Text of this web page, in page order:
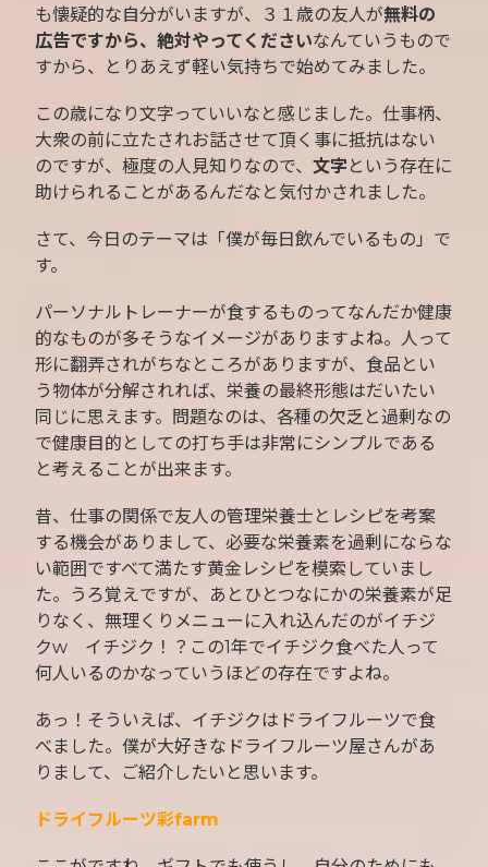
も懐疑的な自分がいますが、３１歳の友人が無料の
広告ですから、絶対やってくださいなんていうもので
すから、とりあえず軽い気持ちで始めてみました。
この歳になり文字っていいなと感じました。仕事柄、
大衆の前に立たされお話させて頂く事に抵抗はない
のですが、極度の人見知りなので、文字 という存在に
助けられることがあるんだなと気付かされました。
さて、今日のテーマは「僕が毎日飲んでいるもの」で
す。
パーソナルトレーナーが食するものってなんだか健康
的なものが多そうなイメージがありますよね。人って
形に翻弄されがちなところがありますが、食品とい
う物体が分解されれば、栄養の最終形態はだいたい
同じに思えます。問題なのは、各種の欠乏と過剰なの
で健康目的としての打ち手は非常にシンプルである
と考えることが出来ます。
昔、仕事の関係で友人の管理栄養士とレシピを考案
する機会がありまして、必要な栄養素を過剰にならな
い範囲ですべて満たす黄金レシピを模索していまし
た。うろ覚えですが、あとひとつなにかの栄養素が足
りなく、無理くりメニューに入れ込んだのがイチジ
クw イチジク！？この1年でイチジク食べた人って
何人いるのかなっていうほどの存在ですよね。
あっ！そういえば、イチジクはドライフルーツで食
べました。僕が大好きなドライフルーツ屋さんがあ
りまして、ご紹介したいと思います。
ドライフルーツ彩farm